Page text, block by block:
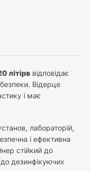
літірв відповідає
Відерце
і має
лабораторій,
і ефективна
стійкий до
дезинфікуючих